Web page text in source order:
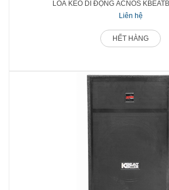
LOA KÉO DI ĐỘNG ACNOS
Liên hệ
HẾT HÀNG